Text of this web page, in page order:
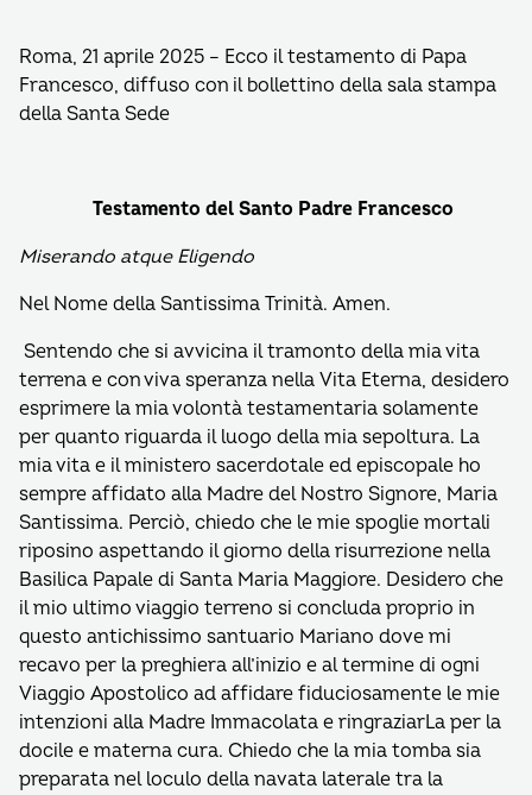
Roma, 21 aprile 2025 – Ecco il testamento di Papa
Francesco, diffuso con il bollettino della sala stampa
della Santa Sede
Testamento del Santo Padre Francesco
Miserando atque Eligendo
Nel Nome della Santissima Trinità. Amen.
Sentendo che si avvicina il tramonto della mia vita
terrena e con viva speranza nella Vita Eterna, desidero
esprimere la mia volontà testamentaria solamente
per quanto riguarda il luogo della mia sepoltura. La
mia vita e il ministero sacerdotale ed episcopale ho
sempre affidato alla Madre del Nostro Signore, Maria
Santissima. Perciò, chiedo che le mie spoglie mortali
riposino aspettando il giorno della risurrezione nella
Basilica Papale di Santa Maria Maggiore. Desidero che
il mio ultimo viaggio terreno si concluda proprio in
questo antichissimo santuario Mariano dove mi
recavo per la preghiera all’inizio e al termine di ogni
Viaggio Apostolico ad affidare fiduciosamente le mie
intenzioni alla Madre Immacolata e ringraziarLa per la
docile e materna cura. Chiedo che la mia tomba sia
preparata nel loculo della navata laterale tra la